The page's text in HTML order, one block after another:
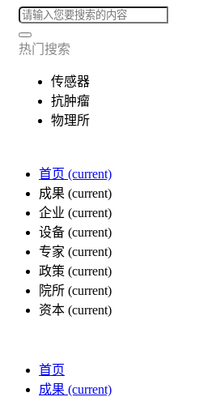
热门搜索
传感器
抗肿瘤
物理所
首页 (current)
成果 (current)
企业 (current)
设备 (current)
专家 (current)
政策 (current)
院所 (current)
资本 (current)
首页
成果 (current)